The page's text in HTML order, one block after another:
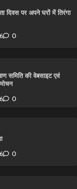
दिवस पर अपने घरों में तिरंगा
0
समिति की वेबसाइट एवं
0
0